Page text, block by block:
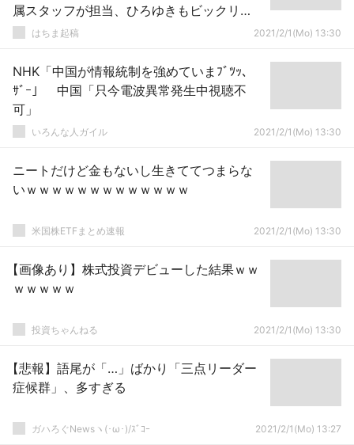
属スタッフが担当、ひろゆきもビックリ
「日本の物価安すぎない？」
はちま起稿 2021/2/1(Mo) 13:30
NHK「中国が情報統制を強めていまﾌﾞﾂｯ、
ｻﾞｰ」 中国「只今電波異常発生中視聴不
可」
いろんな人ガイル 2021/2/1(Mo) 13:30
ニートだけど金もないし生きててつまらな
いｗｗｗｗｗｗｗｗｗｗｗｗｗ
米国株ETFまとめ速報 2021/2/1(Mo) 13:30
【画像あり】株式投資デビューした結果ｗｗ
ｗｗｗｗｗ
投資ちゃんねる 2021/2/1(Mo) 13:30
【悲報】語尾が「…」ばかり「三点リーダー
症候群」、多すぎる
ガハろぐNewsヽ(･ω･)/ｽﾞｺｰ 2021/2/1(Mo) 13:27